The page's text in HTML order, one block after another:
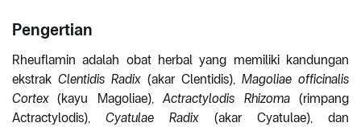
Pengertian
Rheuflamin adalah obat herbal yang memiliki kandungan
ekstrakClentidis Radix (akar Clentidis), Magoliae officinalis
Cortex(kayu Magoliae),Actractylodis Rhizoma(rimpang
Actractylodis), Cyatulae Radix (akar Cyatulae), dan